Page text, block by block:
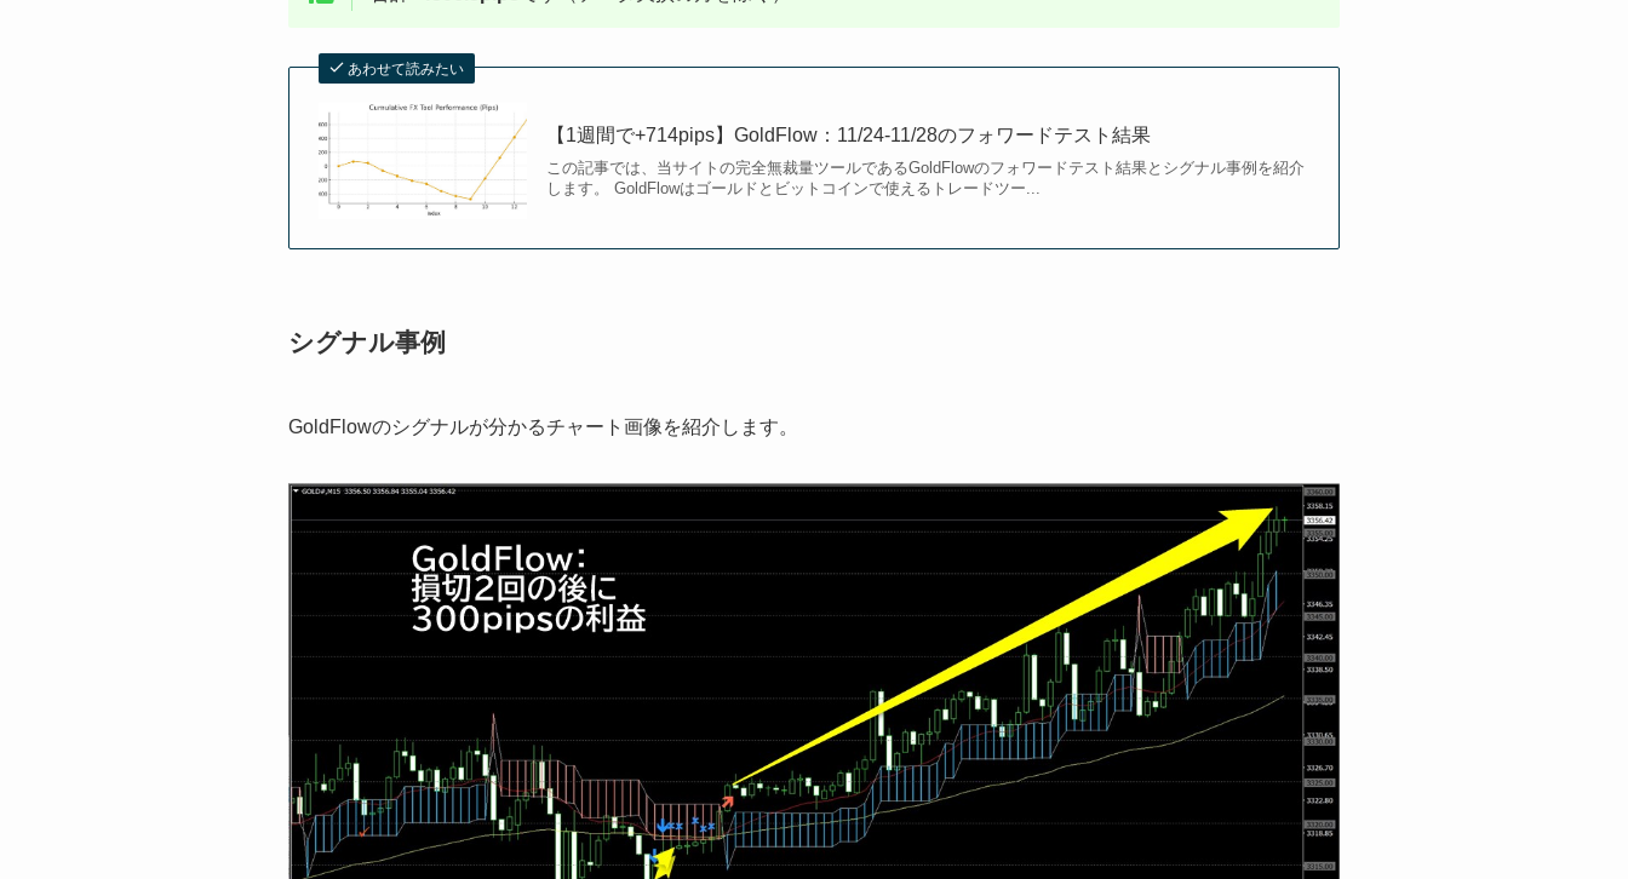
あわせて読みたい
【1週間で+714pips】GoldFlow：11/24-11/28のフォワードテスト結果
この記事では、当サイトの完全無裁量ツールであるGoldFlowのフォワードテスト結果とシグナル事例を紹介
します。 GoldFlowはゴールドとビットコインで使えるトレードツー...
シグナル事例
GoldFlowのシグナルが分かるチャート画像を紹介します。